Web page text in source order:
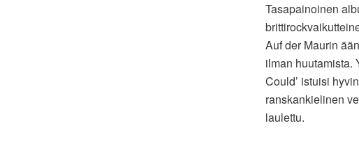
Tasapainoinen
Auf der Maurin
ilman huutamista.
Could’ istuisi
ranskankielinen
laulettu.